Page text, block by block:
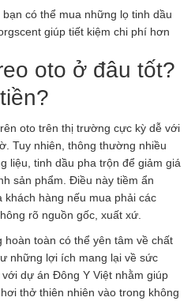
có thể mua những lọ tinh dầu
giúp tiết kiệm chi phí hơn
oto ở đâu tốt?
oto trên thị trường cực kỳ dễ với
Tuy nhiên, thông thường nhiều
liệu, tinh dầu pha trộn để giảm giá
sản phẩm. Điều này tiềm ẩn
hàng nếu mua phải các
rõ nguồn gốc, xuất xứ.
toàn có thể yên tâm về chất
những lợi ích mang lại về sức
dự án Đông Y Việt nhằm giúp
thở thiên nhiên vào trong không